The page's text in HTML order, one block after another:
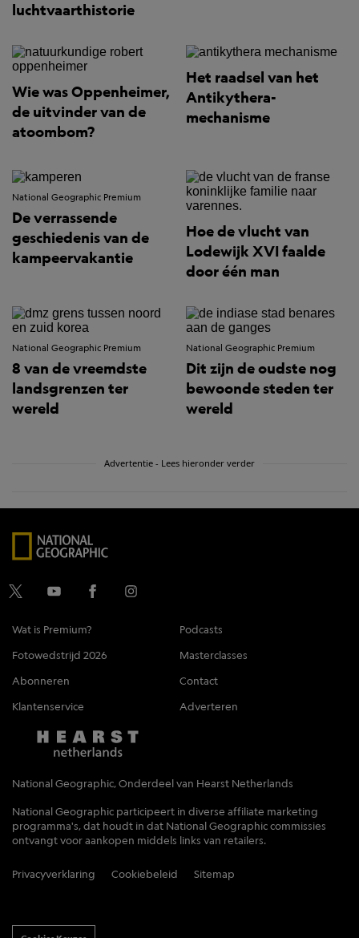
luchtvaarthistorie
Wie was Oppenheimer,
de uitvinder van de
atoombom?
Het raadsel van het
Antikythera-
mechanisme
National Geographic Premium
De verrassende
geschiedenis van de
kampeervakantie
Hoe de vlucht van
Lodewijk XVI faalde
door één man
National Geographic Premium
8 van de vreemdste
landsgrenzen ter
wereld
National Geographic Premium
Dit zijn de oudste nog
bewoonde steden ter
wereld
Advertentie - Lees hieronder verder
Wat is Premium?
Podcasts
Fotowedstrijd 2026
Masterclasses
Abonneren
Contact
Klantenservice
Adverteren
National Geographic, Onderdeel van Hearst Netherlands
National Geographic participeert in diverse affiliate marketing
programma's, dat houdt in dat National Geographic commissies
ontvangt voor aankopen middels links van retailers.
Privacyverklaring Cookiebeleid Sitemap